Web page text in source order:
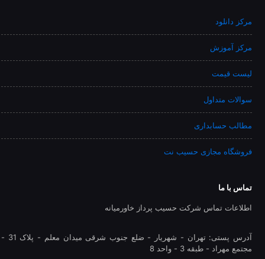
مرکز دانلود
مرکز آموزش
لیست قیمت
سوالات متداول
مطالب حسابداری
فروشگاه مجازی حسیب نت
تماس با ما
اطلاعات تماس شرکت حسیب پرداز خاورمیانه
آدرس پستی: تهران - شهريار - ضلع جنوب شرقی میدان معلم - پلاک 31 -
مجتمع مهراد - طبقه 3 - واحد 8